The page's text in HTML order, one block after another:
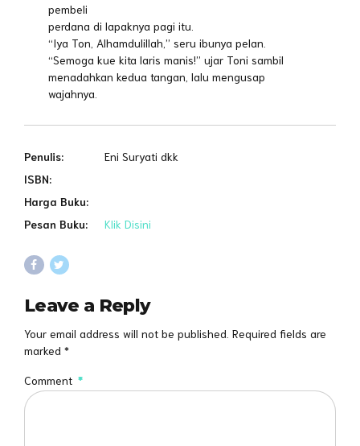
pembeli
perdana di lapaknya pagi itu.
“Iya Ton, Alhamdulillah,” seru ibunya pelan.
“Semoga kue kita laris manis!” ujar Toni sambil
menadahkan kedua tangan, lalu mengusap
wajahnya.
Penulis:
Eni Suryati dkk
ISBN:
Harga Buku:
Pesan Buku:
Klik Disini
Leave a Reply
Your email address will not be published. Required fields are
marked *
Comment *